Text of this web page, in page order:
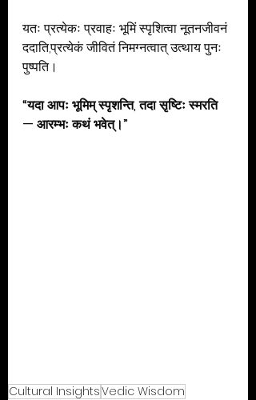
यतः प्रत्येकः प्रवाहः भूमिं स्पृशित्वा नूतनजीवनं
ददाति,प्रत्येकं जीवितं निमग्नत्वात् उत्थाय पुनः
पुष्पति।
“यदा आपः भूमिम् स्पृशन्ति, तदा सृष्टिः स्मरति
— आरम्भः कथं भवेत्।”
Cultural InsightsVedic Wisdom